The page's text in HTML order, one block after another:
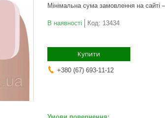
Мінімальна сума замовлення на сайті
В наявності Код: 13434
Купити
+380 (67) 693-11-12